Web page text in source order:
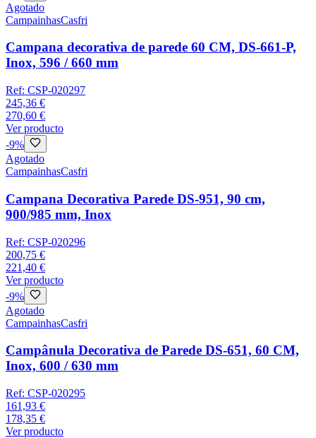
Agotado
CampainhasCasfri
Campana decorativa de parede 60 CM, DS-661-P,
Inox, 596 / 660 mm
Ref: CSP-020297
245,36 €
270,60 €
Ver producto
-9%
Agotado
CampainhasCasfri
Campana Decorativa Parede DS-951, 90 cm,
900/985 mm, Inox
Ref: CSP-020296
200,75 €
221,40 €
Ver producto
-9%
Agotado
CampainhasCasfri
Campânula Decorativa de Parede DS-651, 60 CM,
Inox, 600 / 630 mm
Ref: CSP-020295
161,93 €
178,35 €
Ver producto